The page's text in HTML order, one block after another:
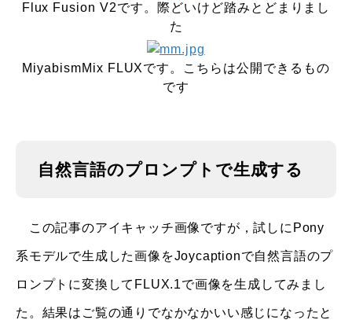
Flux Fusion V2です。際どいけど踏みとどまりまし
た
MiyabismMix FLUXです。こちらは公開できるもの
です
自然言語のプロンプトで生成する
この記事のアイキャッチ画像ですが，試しにPony
系モデルで生成した画像をJoycaptionで自然言語のプ
ロンプトに変換してFLUX.1で画像を生成してみまし
た。結果はご覧の通りでなかなかいい感じになったと